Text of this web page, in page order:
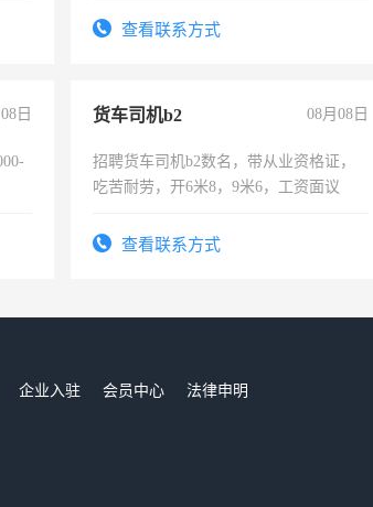
查看联系方式
日 货车司机b2 08月08日
招聘货车司机b2数名，带从业资格证，
吃苦耐劳，开6米8，9米6，工资面议
查看联系方式
企业入驻 会员中心
法律申明